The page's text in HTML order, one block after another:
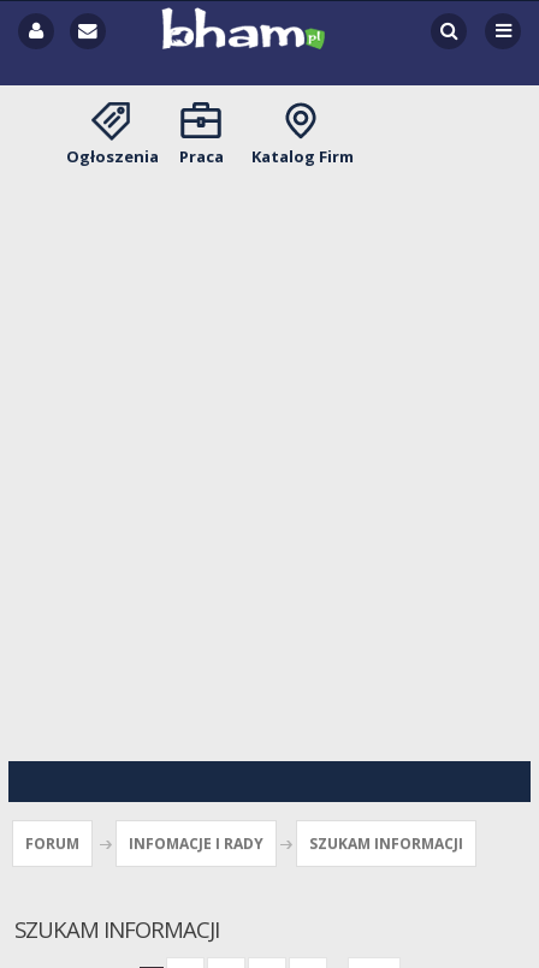
Ogłoszenia Praca Katalog Firm
FORUM INFOMACJE I RADY SZUKAM INFORMACJI
SZUKAM INFORMACJI